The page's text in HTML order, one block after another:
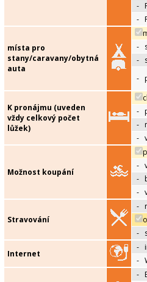
-
-
místa pro
stany/caravany/obytná
auta
-
-
-
K pronájmu (uveden
vždy celkový počet
lůžek)
-
-
-
Možnost koupání
-
-
-
Stravování
-
-
Internet
-
-
-